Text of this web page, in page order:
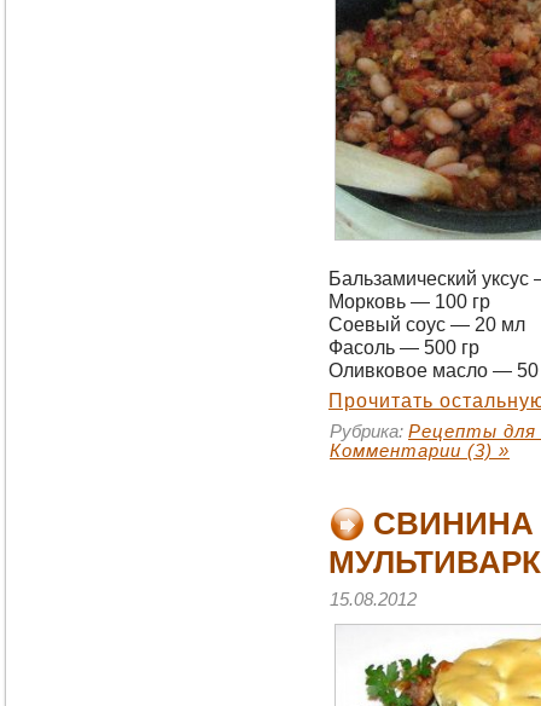
Бальзамический
Морковь — 100 гр
Соевый соус — 20 мл
Фасоль — 500 гр
Оливковое масло — 50
Прочитать
Рубрика: Рецепты для
Комментарии (3) »
15.08.2012